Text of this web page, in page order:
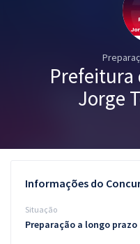
Conteúdo gratuito
Prefeitura
Jorge
Informações do
Situação
Preparação a longo prazo